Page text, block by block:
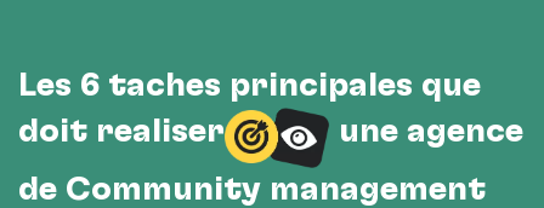
Les 6 tâches principales que
doit réaliser
une agence
de Community management